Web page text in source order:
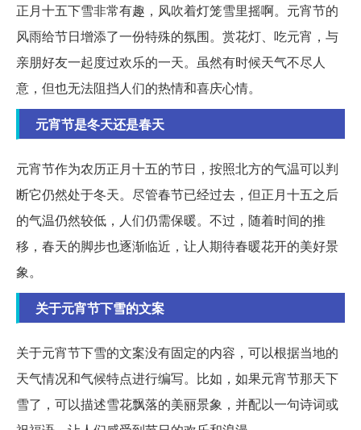
正月十五下雪非常有趣，风吹着灯笼雪里摇啊。元宵节的
风雨给节日增添了一份特殊的氛围。赏花灯、吃元宵，与
亲朋好友一起度过欢乐的一天。虽然有时候天气不尽人
意，但也无法阻挡人们的热情和喜庆心情。
元宵节是冬天还是春天
元宵节作为农历正月十五的节日，按照北方的气温可以判
断它仍然处于冬天。尽管春节已经过去，但正月十五之后
的气温仍然较低，人们仍需保暖。不过，随着时间的推
移，春天的脚步也逐渐临近，让人期待春暖花开的美好景
象。
关于元宵节下雪的文案
关于元宵节下雪的文案没有固定的内容，可以根据当地的
天气情况和气候特点进行编写。比如，如果元宵节那天下
雪了，可以描述雪花飘落的美丽景象，并配以一句诗词或